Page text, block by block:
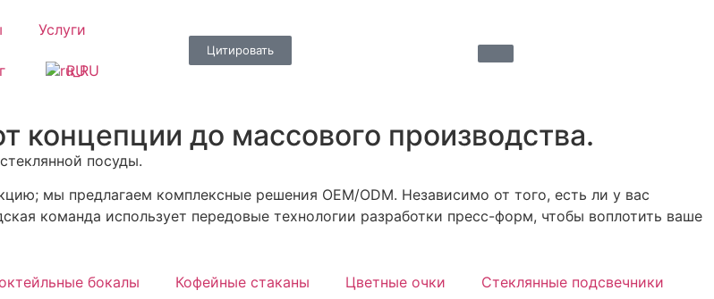
Услуги
RU
Цитировать
концепции до массового производства.
посуды.
мы предлагаем комплексные решения OEM/ODM. Независимо от того, есть ли у вас
команда использует передовые технологии разработки пресс-форм, чтобы воплотить ваше
бокалы Кофейные стаканы Цветные очки Стеклянные подсвечники